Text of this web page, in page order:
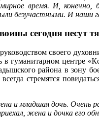
время. И,
безучастными. И
сегодня несут
своего
гуманитарном центре
района в зону
стремятся
и младшая дочь. Очень
жена и дочка его